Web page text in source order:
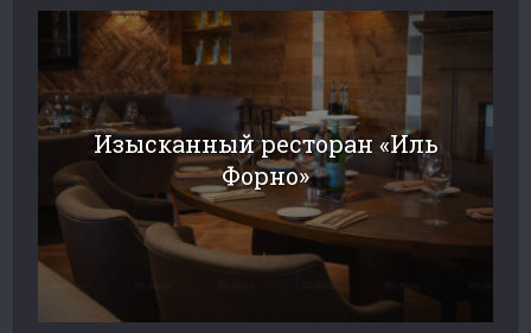
Изысканный ресторан «Иль
Форно»